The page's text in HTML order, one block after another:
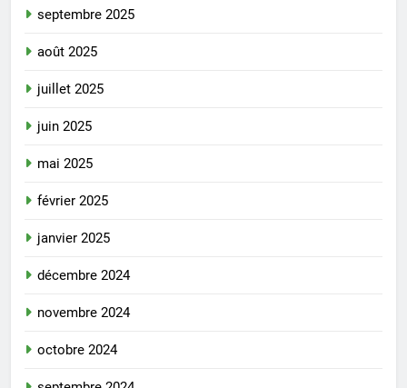
septembre 2025
août 2025
juillet 2025
juin 2025
mai 2025
février 2025
janvier 2025
décembre 2024
novembre 2024
octobre 2024